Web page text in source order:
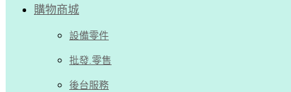
購物商城
設備零件
批發.零售
後台服務